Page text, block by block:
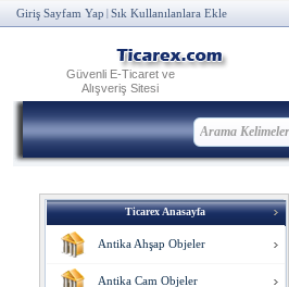
Giriş Sayfam Yap Sık Kullanılanlara Ekle
Güvenli E-Ticaret ve
Alışveriş Sitesi
Ticarex Anasayfa
Antika Ahşap Objeler
Antika Cam Objeler